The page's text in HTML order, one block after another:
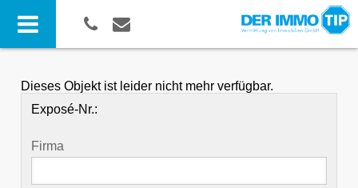
Dieses Objekt ist leider nicht mehr verfügbar.
Exposé-Nr.:
Firma